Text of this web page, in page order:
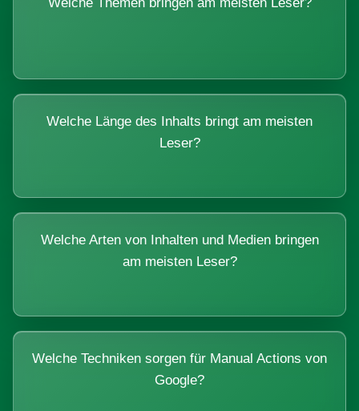
Welche Länge des Inhalts bringt am meisten
Leser?
Welche Arten von Inhalten und Medien bringen
am meisten Leser?
Welche Techniken sorgen für Manual Actions von
Google?